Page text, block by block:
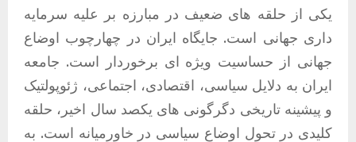
یکی از حلقه های ضعیف در مبارزه بر علیه سرمایه
داری جهانی است. جایگاه ایران در چهارچوب اوضاع
جهانی از حساسیت ویژه ای برخوردار است. جامعه
ایران به دلایل سیاسی، اقتصادی، اجتماعی، ژئوپولتیک
و پیشینه تاریخی دگرگونی های یکصد سال اخیر، حلقه
کلیدی در تحول اوضاع سیاسی در خاورمیانه است. به